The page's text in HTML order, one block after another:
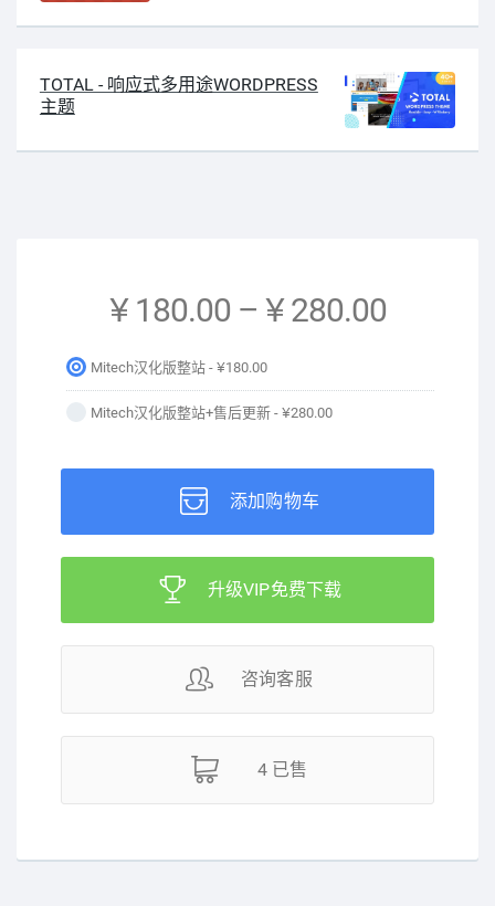
TOTAL - 响应式多用途WORDPRESS
主题
¥ 180.00 – ¥ 280.00
Mitech汉化版整站 - ¥180.00
Mitech汉化版整站+售后更新 - ¥280.00
添加购物车
升级VIP免费下载
咨询客服
4 已售